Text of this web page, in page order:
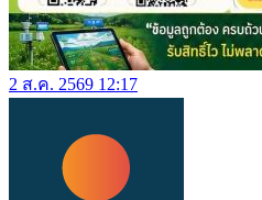
2 ส.ค. 2569 12:17